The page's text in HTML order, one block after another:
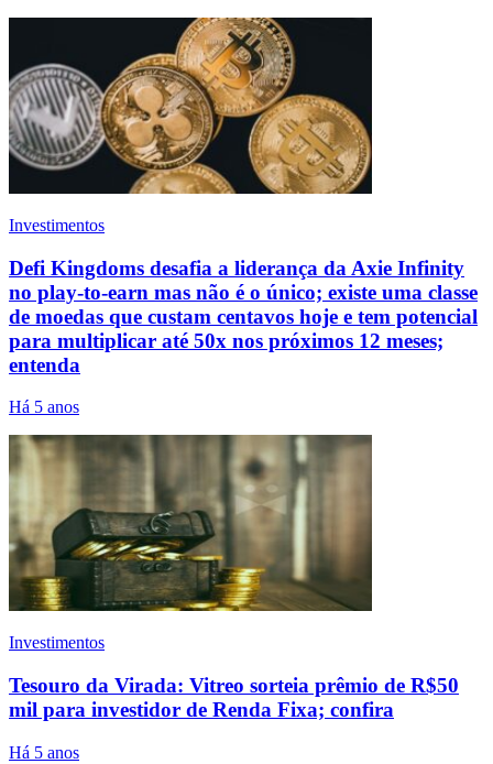
Investimentos
Defi Kingdoms desafia a liderança da Axie Infinity
no play-to-earn mas não é o único; existe uma classe
de moedas que custam centavos hoje e tem potencial
para multiplicar até 50x nos próximos 12 meses;
entenda
Há 5 anos
Investimentos
Tesouro da Virada: Vitreo sorteia prêmio de R$50
mil para investidor de Renda Fixa; confira
Há 5 anos